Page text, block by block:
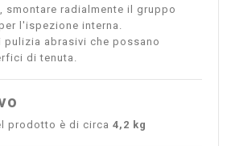
smontare radialmente il gruppo
l'ispezione interna.
abrasivi che possano
di tenuta.
prodotto è di circa 4,2 kg